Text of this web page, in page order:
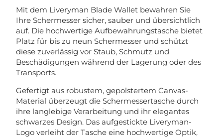
Mit dem Liveryman Blade Wallet bewahren Sie
Ihre Schermesser sicher, sauber und übersichtlich
auf. Die hochwertige Aufbewahrungstasche bietet
Platz für bis zu neun Schermesser und schützt
diese zuverlässig vor Staub, Schmutz und
Beschädigungen während der Lagerung oder des
Transports.
Gefertigt aus robustem, gepolstertem Canvas-
Material überzeugt die Schermessertasche durch
ihre langlebige Verarbeitung und ihr elegantes
schwarzes Design. Das aufgestickte Liveryman-
Logo verleiht der Tasche eine hochwertige Optik,